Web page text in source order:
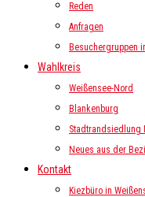
Reden
Anfragen
Besuchergruppen
Wahlkreis
Weißensee-Nord
Blankenburg
Stadtrandsiedlung
Neues aus der
Kontakt
Kiezbüro in